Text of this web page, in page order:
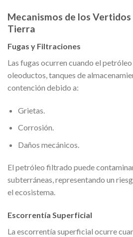
Mecanismos de los
Tierra
Fugas y Filtraciones
Las fugas ocurren cuando el petróleo
oleoductos, tanques de
contención debido a:
Grietas.
Corrosión.
Daños mecánicos.
El petróleo filtrado puede
subterráneas, representando un
el ecosistema.
Escorrentía Superficial
La escorrentía superficial ocurre